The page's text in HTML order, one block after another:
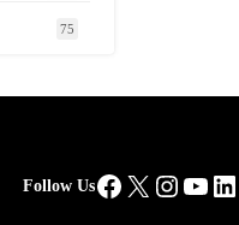
75
Follow UsFacebook
X